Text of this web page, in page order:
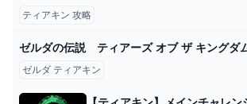
ティアキン 攻略
ゼルダ ティアキン